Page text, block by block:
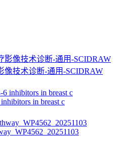
像技术诊断-通用-SCIDRAW
in breast c